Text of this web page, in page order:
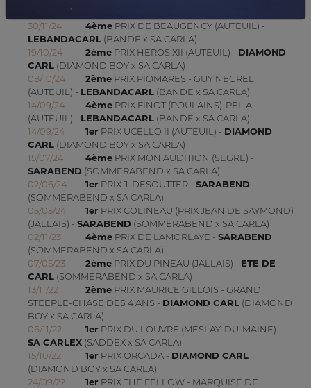
DIAMOND CARL
30/11/24
4èmePRIX DE BEAUGENCY (AUTEUIL) -
LEBANDACARL(BANDE x SA CARLA)
19/10/24
2èmePRIX HEROS XII (AUTEUIL) - DIAMOND
CARL(DIAMOND BOY x SA CARLA)
08/10/24
2èmePRIX PIOMARES - GUY NEGREL
(AUTEUIL) - LEBANDACARL(BANDE x SA CARLA)
14/09/24
4èmePRIX FINOT (POULAINS)-PEL.A
(AUTEUIL) - LEBANDACARL(BANDE x SA CARLA)
14/09/24
1erPRIX UCELLO II (AUTEUIL) - DIAMOND
CARL(DIAMOND BOY x SA CARLA)
15/07/24
4èmePRIX MON AUDITION (SEGRE) -
SARABEND (SOMMERABEND x SA CARLA)
02/06/24
1erPRIX J. DESOUTTER - SARABEND
(SOMMERABEND x SA CARLA)
05/05/24
1erPRIX COLINEAU (PRIX JEAN DE SAYMOND)
(JALLAIS) - SARABEND (SOMMERABEND x SA CARLA)
02/11/23
4èmePRIX DE LAMORLAYE - SARABEND
(SOMMERABEND x SA CARLA)
07/05/23
2èmePRIX DU PINEAU (JALLAIS) - ETE DE
CARL(SOMMERABEND x SA CARLA)
13/11/22
2èmePRIX MAURICE GILLOIS - GRAND
STEEPLE-CHASE DES 4 ANS - DIAMOND CARL(DIAMOND
BOY x SA CARLA)
06/11/22
1erPRIX DU LOUVRE (MESLAY-DU-MAINE) -
SA CARLEX(SADDEX x SA CARLA)
15/10/22
1erPRIX ORCADA - DIAMOND CARL
(DIAMOND BOY x SA CARLA)
24/09/22
1erPRIX THE FELLOW - MARQUISE DE